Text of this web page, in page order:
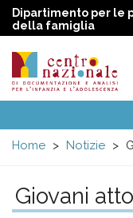
Dipartimento per le
della famiglia
di
menu
Temi
Attività
Convenzione
Home
Notizie
Giovani